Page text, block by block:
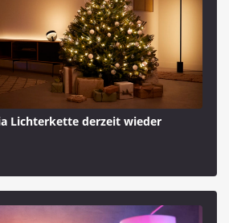
Lichterkette derzeit wieder